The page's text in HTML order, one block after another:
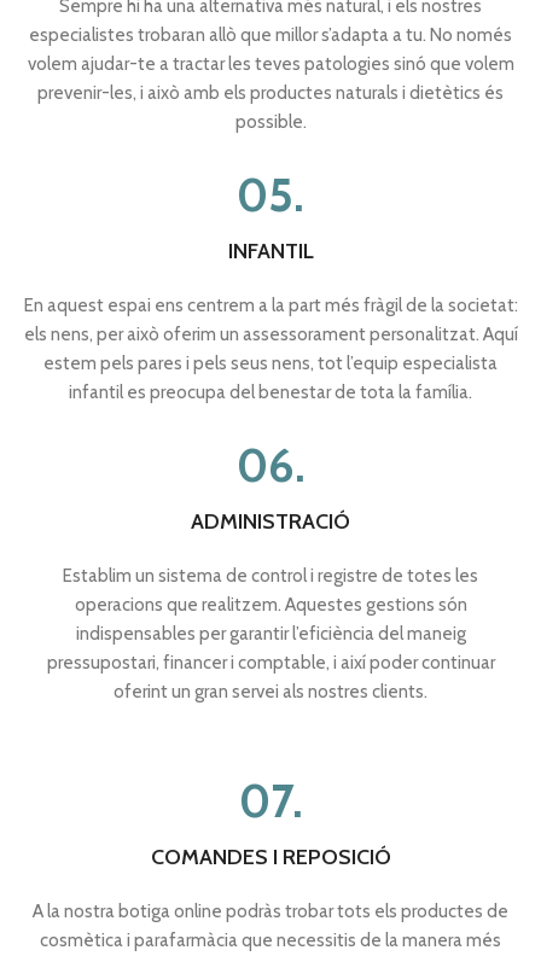
Sempre hi ha una alternativa més natural, i els nostres
especialistes trobaran allò que millor s’adapta a tu. No només
volem ajudar-te a tractar les teves patologies sinó que volem
prevenir-les, i això amb els productes naturals i dietètics és
possible.
05.
INFANTIL
En aquest espai ens centrem a la part més fràgil de la societat:
els nens, per això oferim un assessorament personalitzat. Aquí
estem pels pares i pels seus nens, tot l’equip especialista
infantil es preocupa del benestar de tota la família.
06.
ADMINISTRACIÓ
Establim un sistema de control i registre de totes les
operacions que realitzem. Aquestes gestions són
indispensables per garantir l’eficiència del maneig
pressupostari, financer i comptable, i així poder continuar
oferint un gran servei als nostres clients.
07.
COMANDES I REPOSICIÓ
A la nostra botiga online podràs trobar tots els productes de
cosmètica i parafarmàcia que necessitis de la manera més